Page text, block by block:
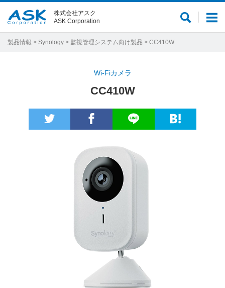
メ
サ
株式会社アスク
ASK Corporation
製品情報 > Synology > 監視管理システム向け製品 > CC410W
Wi-Fiカメラ
CC410W